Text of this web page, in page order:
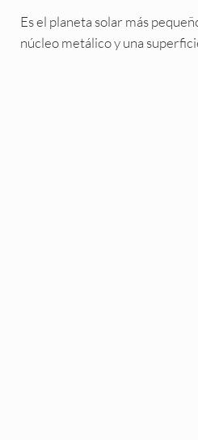
Es el planeta solar más
núcleo metálico y una